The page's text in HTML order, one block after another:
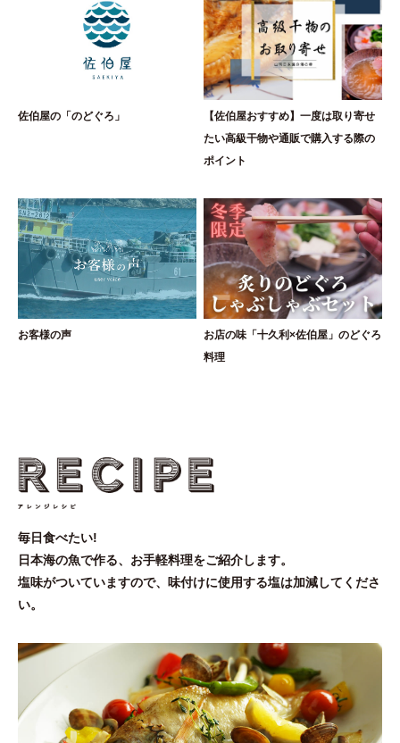
佐伯屋の「のどぐろ」
【佐伯屋おすすめ】一度は取り寄せ
たい高級干物や通販で購入する際の
ポイント
お客様の声
お店の味「十久利×佐伯屋」のどぐろ
料理
毎日食べたい!
日本海の魚で作る、お手軽料理をご紹介します。
塩味がついていますので、味付けに使用する塩は加減してくださ
い。